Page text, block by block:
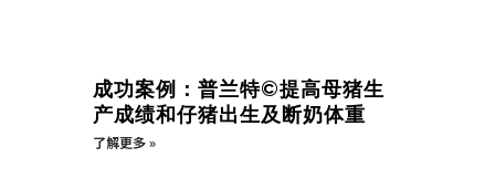
成功案例：普兰特©提高母猪生
产成绩和仔猪出生及断奶体重
了解更多 »